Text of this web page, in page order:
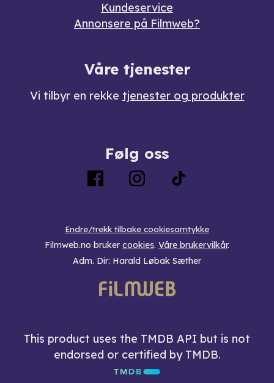
Kundeservice
Annonsere på Filmweb?
Våre tjenester
Vi tilbyr en rekke tjenester og produkter
Følg oss
Endre/trekk tilbake cookiesamtykke
Filmweb.no bruker cookies. Våre brukervilkår.
Adm. Dir: Harald Løbak Sæther
This product uses the TMDB API but is not
endorsed or certified by TMDB.